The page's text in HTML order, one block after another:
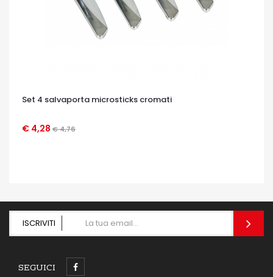
Set 4 salvaporta microsticks cromati
€ 4,28 € 4,76
OCCHIATA VELOCE
ISCRIVITI
SEGUICI